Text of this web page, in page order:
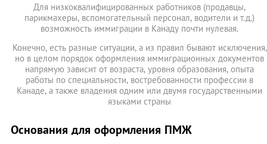
Для низкоквалифицированных работников (продавцы,
парикмахеры, вспомогательный персонал, водители и т.д.)
возможность иммиграции в Канаду почти нулевая.
Конечно, есть разные ситуации, а из правил бывают исключения,
но в целом порядок оформления иммиграционных документов
напрямую зависит от возраста, уровня образования, опыта
работы по специальности, востребованности профессии в
Канаде, а также владения одним или двумя государственными
языками страны
Основания для оформления ПМЖ